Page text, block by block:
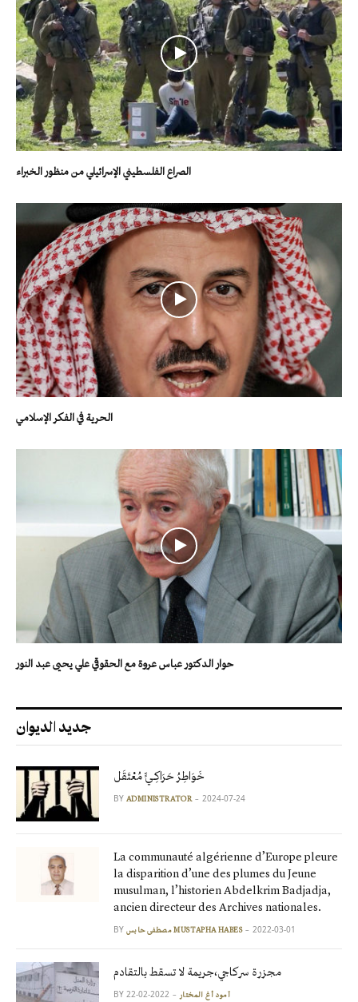
الصراع الفلسطيني الإسرائيلي من منظور الخبراء
الحرية في الفكر الإسلامي
حوار الدكتور عباس عروة مع الحقوقي علي يحيى عبد النور
جديد الديوان
خَوَاطِرُ حَرَاكِـيٍّ مُعْتَقَل
BY ADMINISTRATOR 2024-07-24
La communauté algérienne d’Europe pleure
la disparition d’une des plumes du Jeune
musulman, l’historien Abdelkrim Badjadja,
ancien directeur des Archives nationales.
BY مصطفى حابس MUSTAPHA HABES 2022-03-01
مجزرة سركاجي،جريمة لا تسقط بالتقادم
BY آمود أغ المختار 2022-02-22